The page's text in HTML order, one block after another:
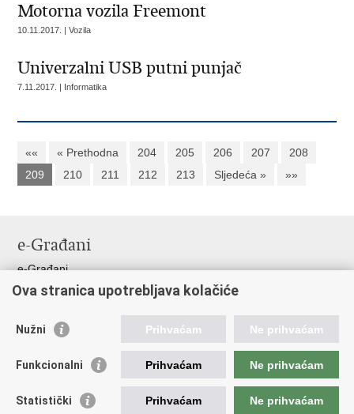
Motorna vozila Freemont
10.11.2017. | Vozila
Univerzalni USB putni punjač
7.11.2017. | Informatika
«« « Prethodna 204 205 206 207
208
209
210 211 212 213 Sljedeća » »»
e-Građani
e-Građani
Pristup informacijama
Pravo na pristup informacijama
Pristup otvorenim podacima ministarstva
Važne poveznice
Ova stranica upotrebljava kolačiće
Nužni Prihvaćam Ne prihvaćam
Funkcionalni Prihvaćam Ne prihvaćam
Statistički Prihvaćam Ne prihvaćam